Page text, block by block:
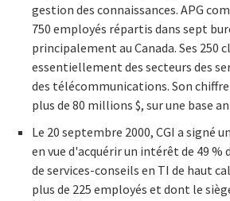
gestion des connaissances. APG
750 employés répartis dans sept
principalement au Canada. Ses 250
essentiellement des secteurs des
des télécommunications. Son
plus de 80 millions $, sur une base
Le 20 septembre 2000, CGI a signé
en vue d'acquérir un intérêt de 49 %
de services-conseils en TI de haut
plus de 225 employés et dont le